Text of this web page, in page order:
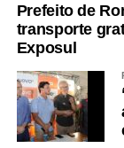
Prefeito de
transporte
Exposul